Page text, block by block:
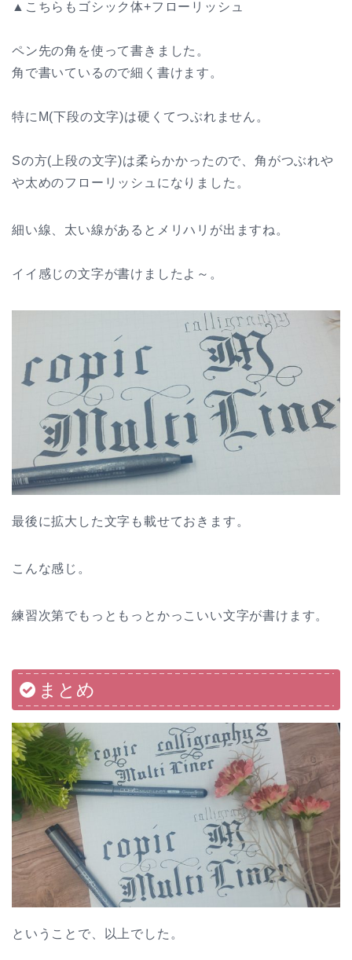
▲こちらもゴシック体+フローリッシュ
ペン先の角を使って書きました。
角で書いているので細く書けます。
特にM(下段の文字)は硬くてつぶれません。
Sの方(上段の文字)は柔らかかったので、角がつぶれや
や太めのフローリッシュになりました。
細い線、太い線があるとメリハリが出ますね。
イイ感じの文字が書けましたよ～。
最後に拡大した文字も載せておきます。
こんな感じ。
練習次第でもっともっとかっこいい文字が書けます。
まとめ
ということで、以上でした。